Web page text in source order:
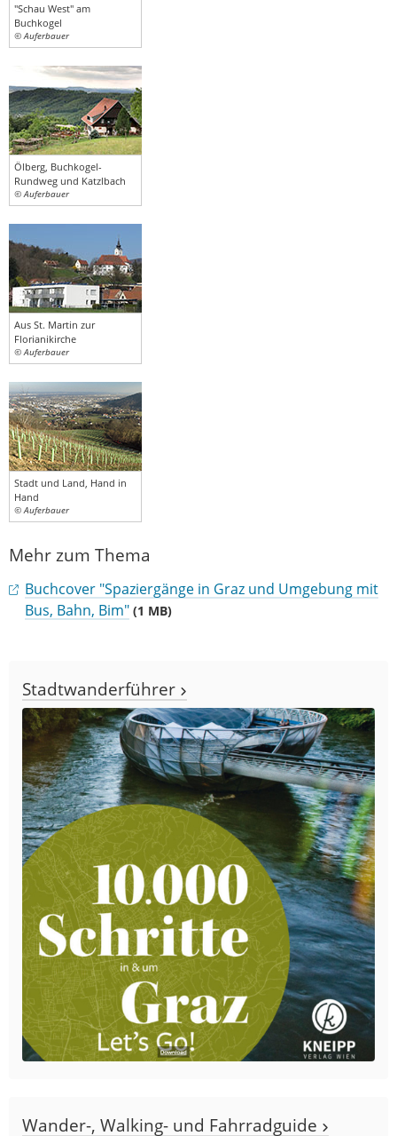
"Schau West" am
Buchkogel
© Auferbauer
Ölberg, Buchkogel-
Rundweg und Katzlbach
© Auferbauer
Aus St. Martin zur
Florianikirche
© Auferbauer
Stadt und Land, Hand in
Hand
© Auferbauer
Mehr zum Thema
Buchcover "Spaziergänge in Graz und Umgebung mit
Bus, Bahn, Bim" (1 MB)
Stadtwanderführer
Wander-, Walking- und Fahrradguide